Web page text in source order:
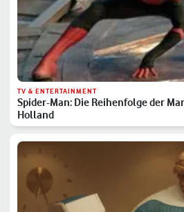
TV & ENTERTAINMENT
Spider-Man: Die Reihenfolge der
Holland